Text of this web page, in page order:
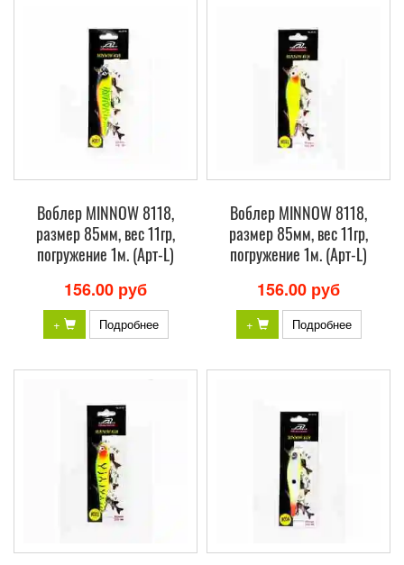
Воблер MINNOW 8118,
размер 85мм, вес 11гр,
погружение 1м. (Арт-L)
156.00 руб
+ Подробнее
Воблер MINNOW 8118,
размер 85мм, вес 11гр,
погружение 1м. (Арт-L)
156.00 руб
+ Подробнее